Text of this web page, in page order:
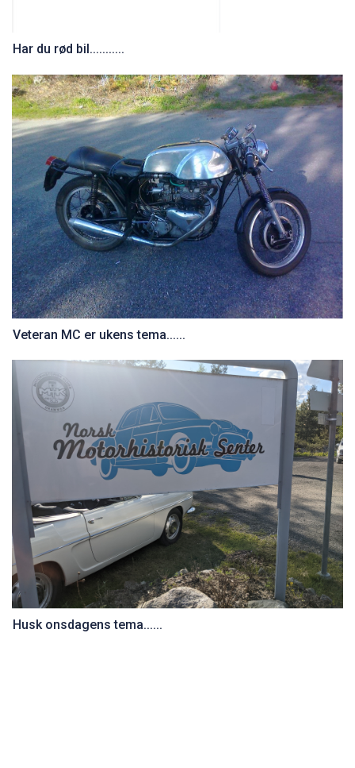
Har du rød bil...........
Veteran MC er ukens tema......
Husk onsdagens tema......